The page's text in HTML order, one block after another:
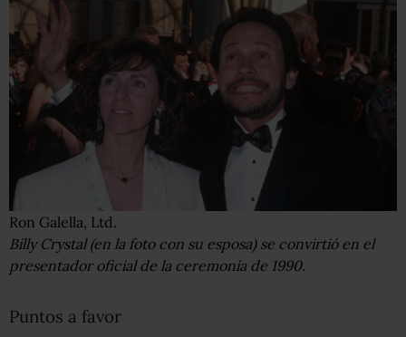
Ron Galella, Ltd.
Billy Crystal (en la foto con su esposa) se convirtió en el
presentador oficial de la ceremonia de 1990.
Puntos a favor